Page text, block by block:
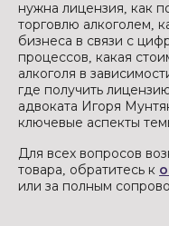
нужна лицензия, как
торговлю алкоголем,
бизнеса в связи с
процессов, какая
алкоголя в
где получить
адвоката Игоря
ключевые аспекты
Для всех вопросов
товара, обратитесь к
или за полным